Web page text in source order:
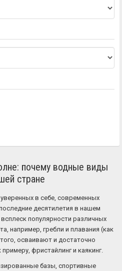
почему водные виды
стране
в себе, современных
десятилетия в нашем
популярности различных
например, гребли и плавания (как
осваивают и достаточно
фристайлинг и каякинг.
базы, спортивные